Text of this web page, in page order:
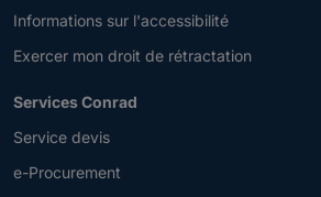
Informations sur l'accessibilité
Exercer mon droit de rétractation
Services Conrad
Service devis
e-Procurement